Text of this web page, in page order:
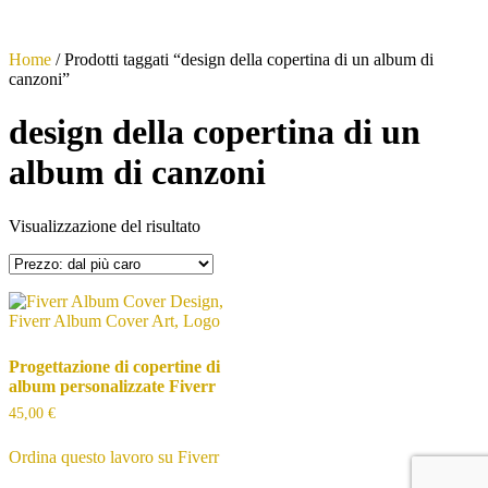
Home / Prodotti taggati “design della copertina di un album di
canzoni”
design della copertina di un
album di canzoni
Visualizzazione del risultato
Progettazione di copertine di
album personalizzate Fiverr
45,00 €
Ordina questo lavoro su Fiverr